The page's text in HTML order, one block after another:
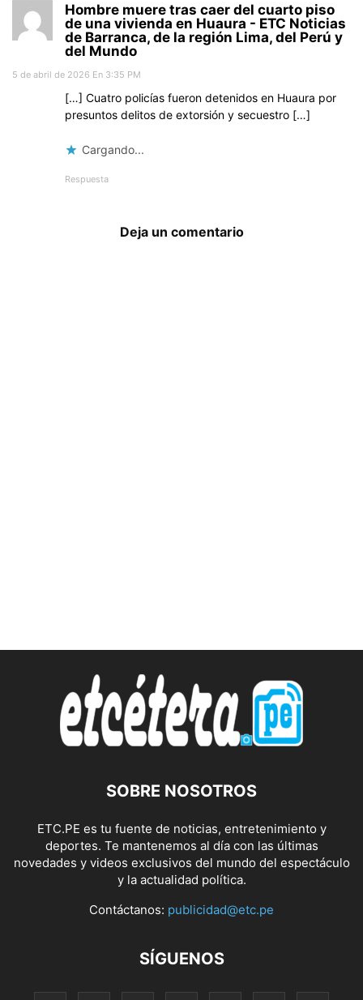
Hombre muere tras caer del cuarto piso
de una vivienda en Huaura - ETC Noticias
de Barranca, de la región Lima, del Perú y
del Mundo
5 de abril de 2026 En 3:35 PM
[…] Cuatro policías fueron detenidos en Huaura por
presuntos delitos de extorsión y secuestro […]
Cargando...
Respuesta
Deja un comentario
SOBRE NOSOTROS
ETC.PE es tu fuente de noticias, entretenimiento y
deportes. Te mantenemos al día con las últimas
novedades y videos exclusivos del mundo del espectáculo
y la actualidad política.
Contáctanos: publicidad@etc.pe
SÍGUENOS